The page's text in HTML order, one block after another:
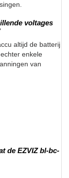
voltages
altijd de batterij
enkele
van
de EZVIZ bl-bc-